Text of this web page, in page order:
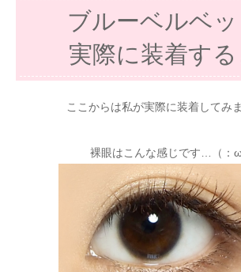
ブルーベルベ
実際に装着す
ここからは私が実際に装着してみ
裸眼はこんな感じです…（：ω